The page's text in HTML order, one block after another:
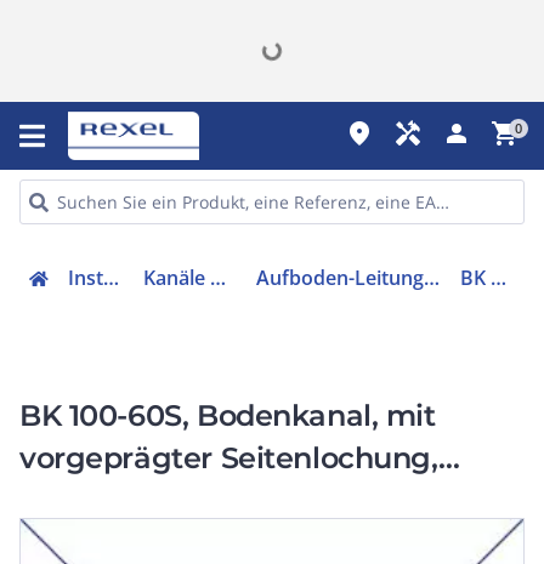
place handyman person shopping_cart0
Installation Kanäle & Zubehör Aufboden-Leitungsführungskanal BK 100-60S
BK 100-60S, Bodenkanal, mit
vorgeprägter Seitenlochung,
10346,